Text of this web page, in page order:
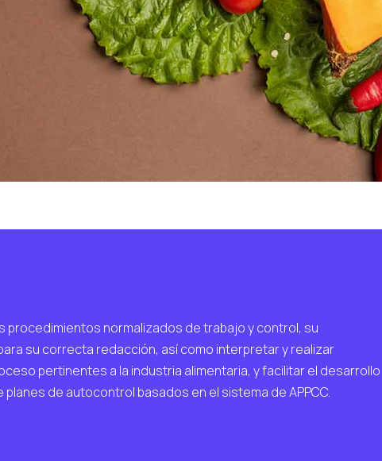
procedimientos normalizados de trabajo y control, su
su correcta redacción, así como interpretar y realizar
pertinentes a la industria alimentaria, y facilitar el desarrollo
de autocontrol basados en el sistema de APPCC.